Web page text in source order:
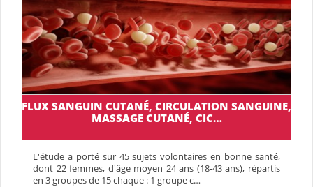
FLUX SANGUIN CUTANÉ, CIRCULATION SANGUINE,
MASSAGE CUTANÉ, CIC…
L'étude a porté sur 45 sujets volontaires en bonne santé,
dont 22 femmes, d'âge moyen 24 ans (18-43 ans), répartis
en 3 groupes de 15 chaque : 1 groupe c…